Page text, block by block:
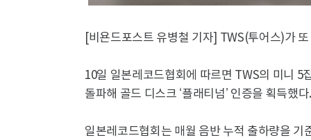
[비욘드포스트 유병철 기자] TWS(투어스)가
10일 일본레코드협회에 따르면 TWS의 미니 5
돌파해 골드 디스크 ‘플래티넘’ 인증을 획득했다.
일본레코드협회는 매월 음반 누적 출하량을 기